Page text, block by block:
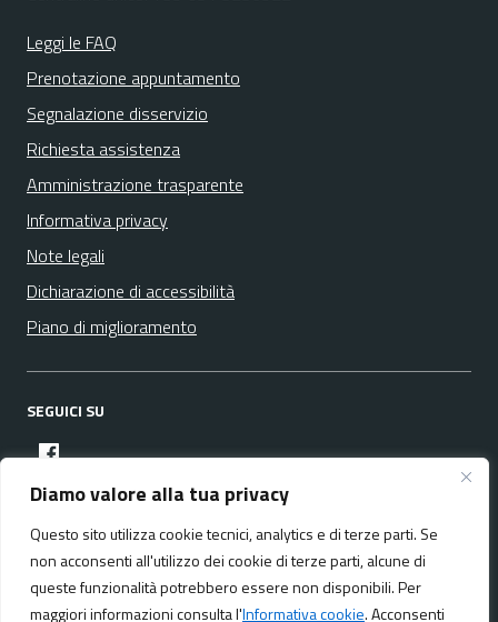
Diamo valore alla tua privacy
Questo sito utilizza cookie tecnici, analytics e di terze parti. Se
non acconsenti all'utilizzo dei cookie di terze parti, alcune di
queste funzionalità potrebbero essere non disponibili. Per
maggiori informazioni consulta l'Informativa cookie. Acconsenti
Leggi le FAQ
Prenotazione appuntamento
Segnalazione disservizio
Richiesta assistenza
Amministrazione trasparente
Informativa privacy
Note legali
Dichiarazione di accessibilità
Piano di miglioramento
SEGUICI SU
facebook
Media policy Mappa del sito